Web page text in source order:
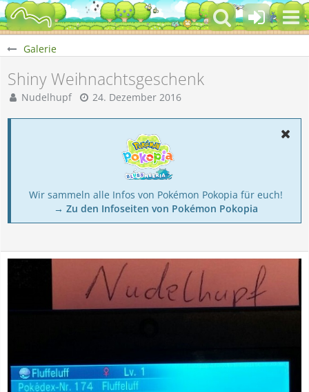
Galerie
Shiny Weihnachtsgeschenk
Nudelhupf 24. Dezember 2016
Wir sammeln alle Infos von Pokémon Pokopia für euch!
→ Zu den Infoseiten von Pokémon Pokopia